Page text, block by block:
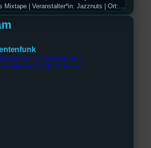
Mixtape | Veranstalter*in: Jazznuts | Ort:
– Audimax | Beginn: 20:00 Uhr Hast du
in die 90er? Dann ist das aktuelle
für Studierende –
für den Campus